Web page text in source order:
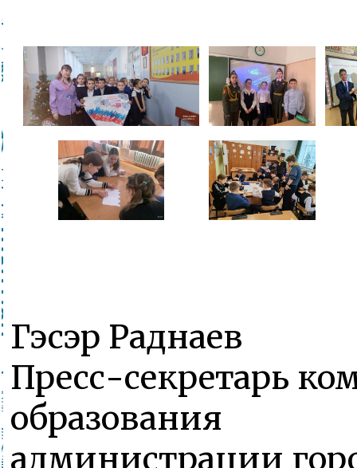
Гэсэр Раднаев
Пресс-секретарь
образования
администрации